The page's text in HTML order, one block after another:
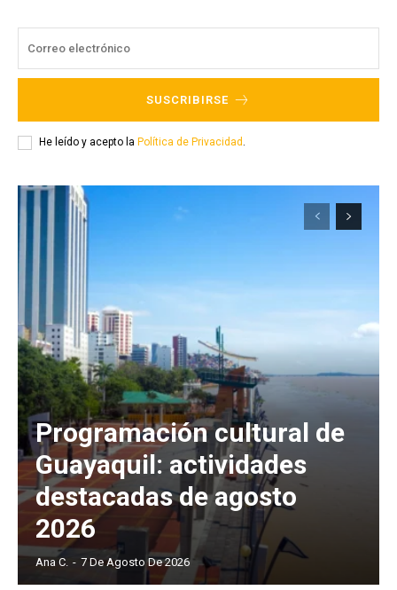
SUSCRIBIRSE
He leído y acepto la Política de Privacidad .
Programación cultural de
Guayaquil: actividades
destacadas de agosto
2026
Ana C. - 7 De Agosto De 2026